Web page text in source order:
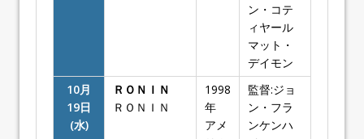
ン・コテ
ィヤール
マット・
デイモン
10月
19日
(水)
ＲＯＮＩＮ
ＲＯＮＩＮ
1998
年
アメ
監督:ジョ
ン・フラ
ンケンハ